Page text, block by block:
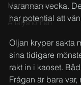
Marknadsbrevet
Analyshörnan
varannan vecka.
har potential att
Oljan kryper sakta
sina tidigare
rakt in i kaoset.
Frågan är bara